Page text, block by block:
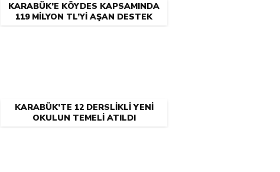
KARABÜK’E KÖYDES KAPSAMINDA
119 MİLYON TL’Yİ AŞAN DESTEK
KARABÜK’TE 12 DERSLİKLİ YENİ
OKULUN TEMELİ ATILDI